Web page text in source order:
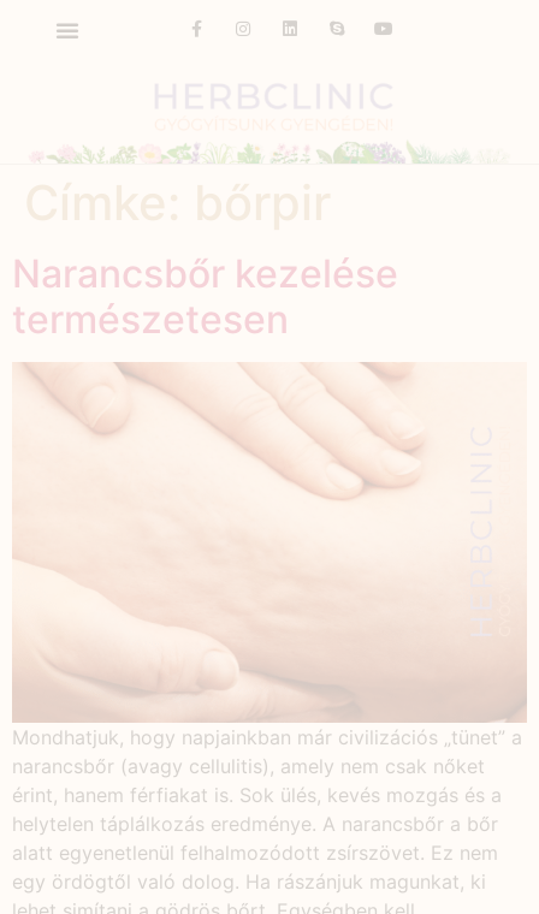
Narancsbőr kezelése
természetesen
Mondhatjuk, hogy napjainkban már civilizációs „tünet” a
narancsbőr (avagy cellulitis), amely nem csak nőket
érint, hanem férfiakat is. Sok ülés, kevés mozgás és a
helytelen táplálkozás eredménye. A narancsbőr a bőr
alatt egyenetlenül felhalmozódott zsírszövet. Ez nem
egy ördögtől való dolog. Ha rászánjuk magunkat, ki